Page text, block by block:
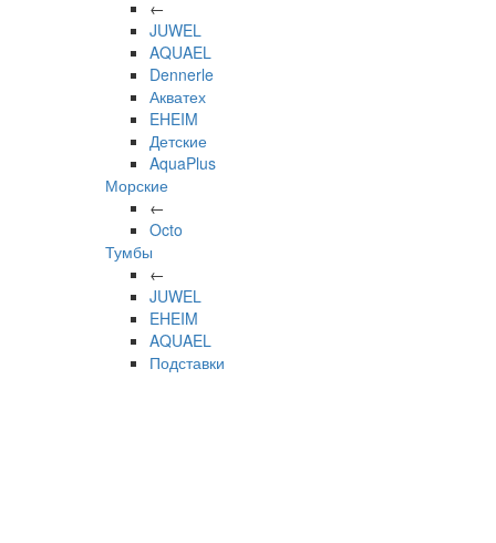
←
JUWEL
AQUAEL
Dennerle
Акватех
EHEIM
Детские
AquaPlus
Морские
←
Octo
Тумбы
←
JUWEL
EHEIM
AQUAEL
Подставки